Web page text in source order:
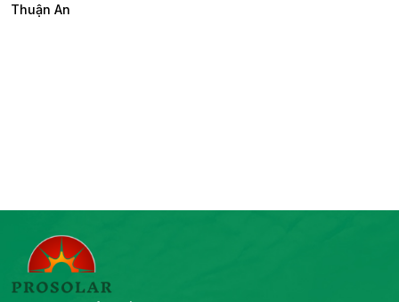
Thuận An